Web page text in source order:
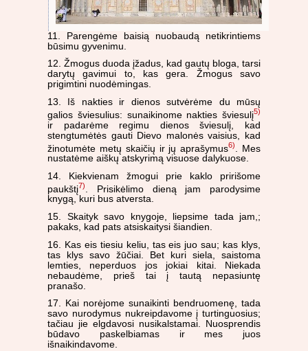
11. Parengėme baisią nuobaudą netikrintiems
būsimu gyvenimu.
12. Žmogus duoda įžadus, kad gautų bloga, tarsi
darytų gavimui to, kas gera. Žmogus savo
prigimtini nuodėmingas.
13. Iš nakties ir dienos sutvėrėme du mūsų
galios šviesulius: sunaikinome nakties šviesulį5)
ir padarėme regimu dienos šviesulį, kad
stengtumėtės gauti Dievo malonės vaisius, kad
žinotumėte metų skaičių ir jų aprašymus6)
. Mes
nustatėme aiškų atskyrimą visuose dalykuose.
14. Kiekvienam žmogui prie kaklo pririšome
paukštį7)
. Prisikėlimo dieną jam parodysime
knygą, kuri bus atversta.
15. Skaityk savo knygoje, liepsime tada jam,;
pakaks, kad pats atsiskaitysi šiandien.
16. Kas eis tiesiu keliu, tas eis juo sau; kas klys,
tas klys savo žūčiai. Bet kuri siela, saistoma
lemties, neperduos jos jokiai kitai. Niekada
nebaudėme, prieš tai į tautą nepasiuntę
pranašo.
17. Kai norėjome sunaikinti bendruomenę, tada
savo nurodymus nukreipdavome į turtinguosius;
tačiau jie elgdavosi nusikalstamai. Nuosprendis
būdavo paskelbiamas ir mes juos
išnaikindavome.